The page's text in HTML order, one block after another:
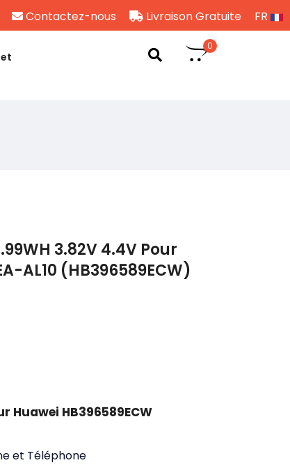
Contactez-nous Livraison Gratuite FR
0
3.82V 4.4V Pour
AL10 (HB396589ECW)
Huawei HB396589ECW
et Téléphone